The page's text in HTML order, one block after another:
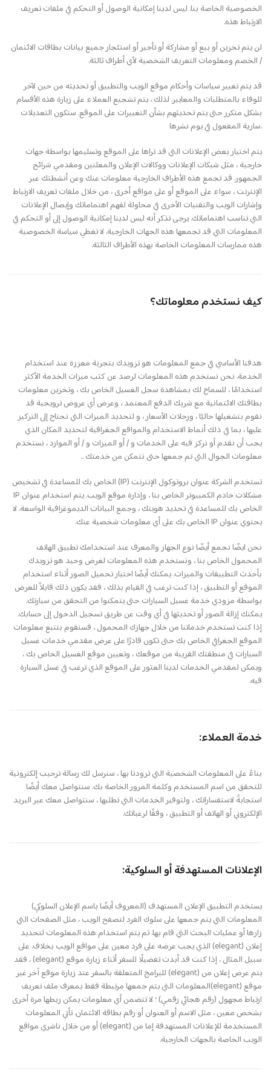
الخصوصية الخاصة بنا. ليس لدينا إمكانية الوصول أو التحكم في ملفات تعريف
الارتباط هذه.
لن يتم تخزين أو بيع أو مشاركة أو تأجير أو استئجار جميع بيانات بطاقات الائتمان
/ الخصم ومعلومات التعريف الشخصية لأي أطراف ثالثة.
قد يتم تغيير سياسات وأحكام موقع الويب والتطبيق أو تحديثه من حين لآخر
للوفاء بالمتطلبات والمعايير. لذلك ، يتم تشجيع العملاء على زيارة هذه الأقسام
بشكل متكرر حتى يتم تحديثهم بشأن التغييرات على الموقع. ستكون التعديلات
سارية المفعول في يوم نشرها.
يتم اختيار بعض الإعلانات التي قد تراها على الموقع وتسليمها بواسطة جهات
خارجية ، مثل شبكات الإعلانات ووكالات الإعلان والمعلنين ومقدمي شرائح
الجمهور. قد تجمع هذه الأطراف الخارجية معلومات عنك وعن أنشطتك عبر
الإنترنت ، سواء على الموقع أو على مواقع أخرى ، من خلال ملفات تعريف الارتباط
وإشارات الويب والتقنيات الأخرى في محاولة لفهم اهتماماتك وإيصال الإعلانات
التي تناسب اهتماماتك. يرجى تذكر أنه ليس لدينا إمكانية الوصول إلى أو التحكم في
المعلومات التي قد تجمعها هذه الجهات الخارجية. لا تغطي سياسة الخصوصية
هذه ممارسات المعلومات الخاصة بهذه الأطراف الثالثة.
كيف نستخدم معلوماتك؟
هدفنا الأساسي في جمع المعلومات هو تزويدك بتجربة معززة عند استخدام
الخدمة. نحن نستخدم هذه المعلومات لرصد عن كثب ميزات الخدمة الأكثر
استخدامًا ، للسماح لك بمشاهدة سجل الغسيل الخاص بك ، وتخزين معلومات
بطاقتك الائتمانية مع شريك الدفع المعتمد ، وعرض أي عروض ترويجية قد
نقوم بتشغيلها حاليًا ، ورحلات الأسعار ، و لتحديد الميزات التي نحتاج إلى التركيز
عليها ، بما في ذلك أنماط الاستخدام والمواقع الجغرافية لتحديد المكان الذي
يجب أن نقدم أو نركز فيه على الخدمات و / أو الميزات و / أو الموارد ، نستخدم
معلومات الجوال التي تم جمعها حتى نتمكن من خدمتك ..
تستخدم الشركة عنوان بروتوكول الإنترنت (IP) الخاص بك للمساعدة في تشخيص
مشكلات خادم الكمبيوتر الخاص بنا ، وإدارة موقع الويب. يتم استخدام عنوان IP
الخاص بك للمساعدة في تحديد هويتك ، وجمع البيانات الديموغرافية الواسعة. لا
يحتوي عنوان IP الخاص بك على أي معلومات شخصية عنك.
نحن ايضًا نجمع أيضًا نوع الجهاز والمعرف عند استخدامك تطبيق الهاتف
المحمول الخاص بنا ، ونستخدم هذه المعلومات لغرض وحيد هو تزويدك
بأحدث التطبيقات والميزات. يمكنك أيضًا اختيار تحميل الصور أثناء استخدام
الموقع أو التطبيق ، إذا كنت ترغب في القيام بذلك ، فقد يكون ذلك قابلاً للعرض
بواسطة مزودي خدمة غسيل السيارات حتى يتمكنوا من التحقق من سيارتك.
يمكنك إزالة الصور أو تحديثها في أي وقت عن طريق تسجيل الدخول إلى حسابك.
إذا كنت تستخدم خدماتنا من خلال جهازك المحمول ، فسنقوم بتتبع معلومات
الموقع الجغرافي الخاص بك حتى تكون قادرًا على عرض مقدمي خدمات غسيل
السيارات في منطقتك القريبة من موقعك ، وتعيين موقع الغسيل الخاص بك ،
ويمكن لمقدمي الخدمات لدينا العثور على الموقع الذي ترغب في غسل السيارة
فيه.
خدمة العملاء:
بناءً على المعلومات الشخصية التي تزودنا بها ، سنرسل لك رسالة ترحيب إلكترونية
للتحقق من اسم المستخدم وكلمة المرور الخاصة بك. سنتواصل معك أيضًا
استجابةً لاستفساراتك ، ولتوفير الخدمات التي تطلبها ، سنتواصل معك عبر البريد
الإلكتروني أو الهاتف أو التطبيق ، وفقًا لرغباتك.
الإعلانات المستهدفة أو السلوكية:
يستخدم التطبيق الإعلان المستهدف (المعروف أيضًا باسم الإعلان السلوكي)
المعلومات التي يتم جمعها على سلوك الفرد لتصفح الويب ، مثل الصفحات التي
زارها أو عمليات البحث التي قام بها. ثم يتم استخدام هذه المعلومات لتحديد
إعلان (elegant) الذي يجب عرضه على فرد معين على مواقع الويب بخلاف. على
سبيل المثال ، إذا كنت قد أبدت تفضيلًا للسفر أثناء زيارة موقع (elegant) ، فقد
يتم عرض إعلان من (elegant) للبرامج المتعلقة بالسفر عند زيارة موقع آخر غير
موقع (elegant)المعلومات التي يتم جمعها مرتبطة فقط بمعرف ملف تعريف
ارتباط مجهول (رقم هجائي رقمي) ؛ لا تتضمن أي معلومات يمكن ربطها مرة أخرى
بشخص معين ، مثل الاسم أو العنوان أو رقم بطاقة الائتمان. تأتي المعلومات
المستخدمة للإعلانات المستهدفة إما من (elegant) أو من خلال ناشري مواقع
الويب الخاصة بالجهات الخارجية.